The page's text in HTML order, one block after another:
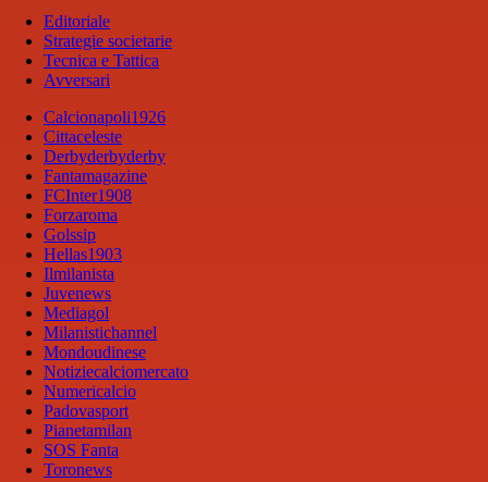
Editoriale
Strategie societarie
Tecnica e Tattica
Avversari
Calcionapoli1926
Cittaceleste
Derbyderbyderby
Fantamagazine
FCInter1908
Forzaroma
Golssip
Hellas1903
Ilmilanista
Juvenews
Mediagol
Milanistichannel
Mondoudinese
Notiziecalciomercato
Numericalcio
Padovasport
Pianetamilan
SOS Fanta
Toronews